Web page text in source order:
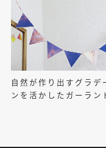
自然が作り出すグラデ
ンを活かしたガーラン